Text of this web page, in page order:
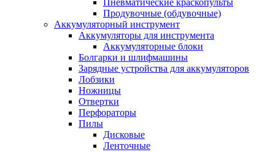
Пневматические краскопульты
Продувочные (обдувочные)
Аккумуляторный инструмент
Аккумуляторы для инструмента
Аккумуляторные блоки
Болгарки и шлифмашины
Зарядные устройства для аккумуляторов
Лобзики
Ножницы
Отвертки
Перфораторы
Пилы
Дисковые
Ленточные